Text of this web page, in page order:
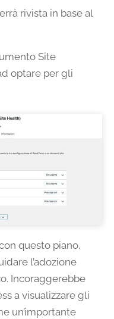
rivista in base al
Site
optare per gli
questo piano,
l’adozione
Incoraggerebbe
a visualizzare gli
un’importante